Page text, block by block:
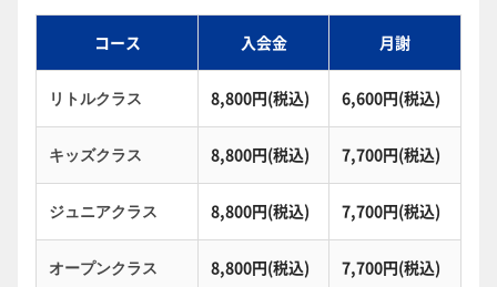
コース 入会金 月謝
リトルクラス 8,800円(税込) 6,600円(税込)
キッズクラス 8,800円(税込) 7,700円(税込)
ジュニアクラス 8,800円(税込) 7,700円(税込)
オープンクラス 8,800円(税込) 7,700円(税込)